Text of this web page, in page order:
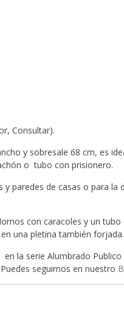
Consultar).
y sobresale 68 cm, es
o tubo con prisionero.
paredes de casas o para
con caracoles y un
una pletina también forjada.
la serie Alumbrado
seguirnos en nuestro